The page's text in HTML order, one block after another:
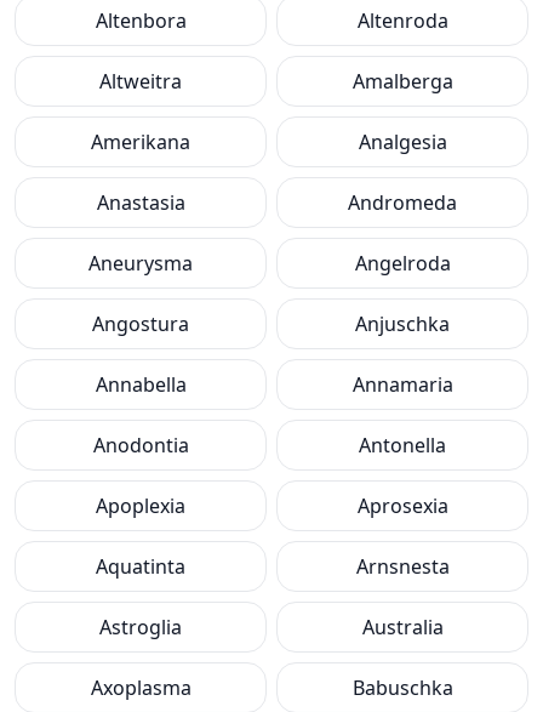
Altenbora Altenroda
Altweitra Amalberga
Amerikana Analgesia
Anastasia Andromeda
Aneurysma Angelroda
Angostura Anjuschka
Annabella Annamaria
Anodontia Antonella
Apoplexia Aprosexia
Aquatinta Arnsnesta
Astroglia Australia
Axoplasma Babuschka